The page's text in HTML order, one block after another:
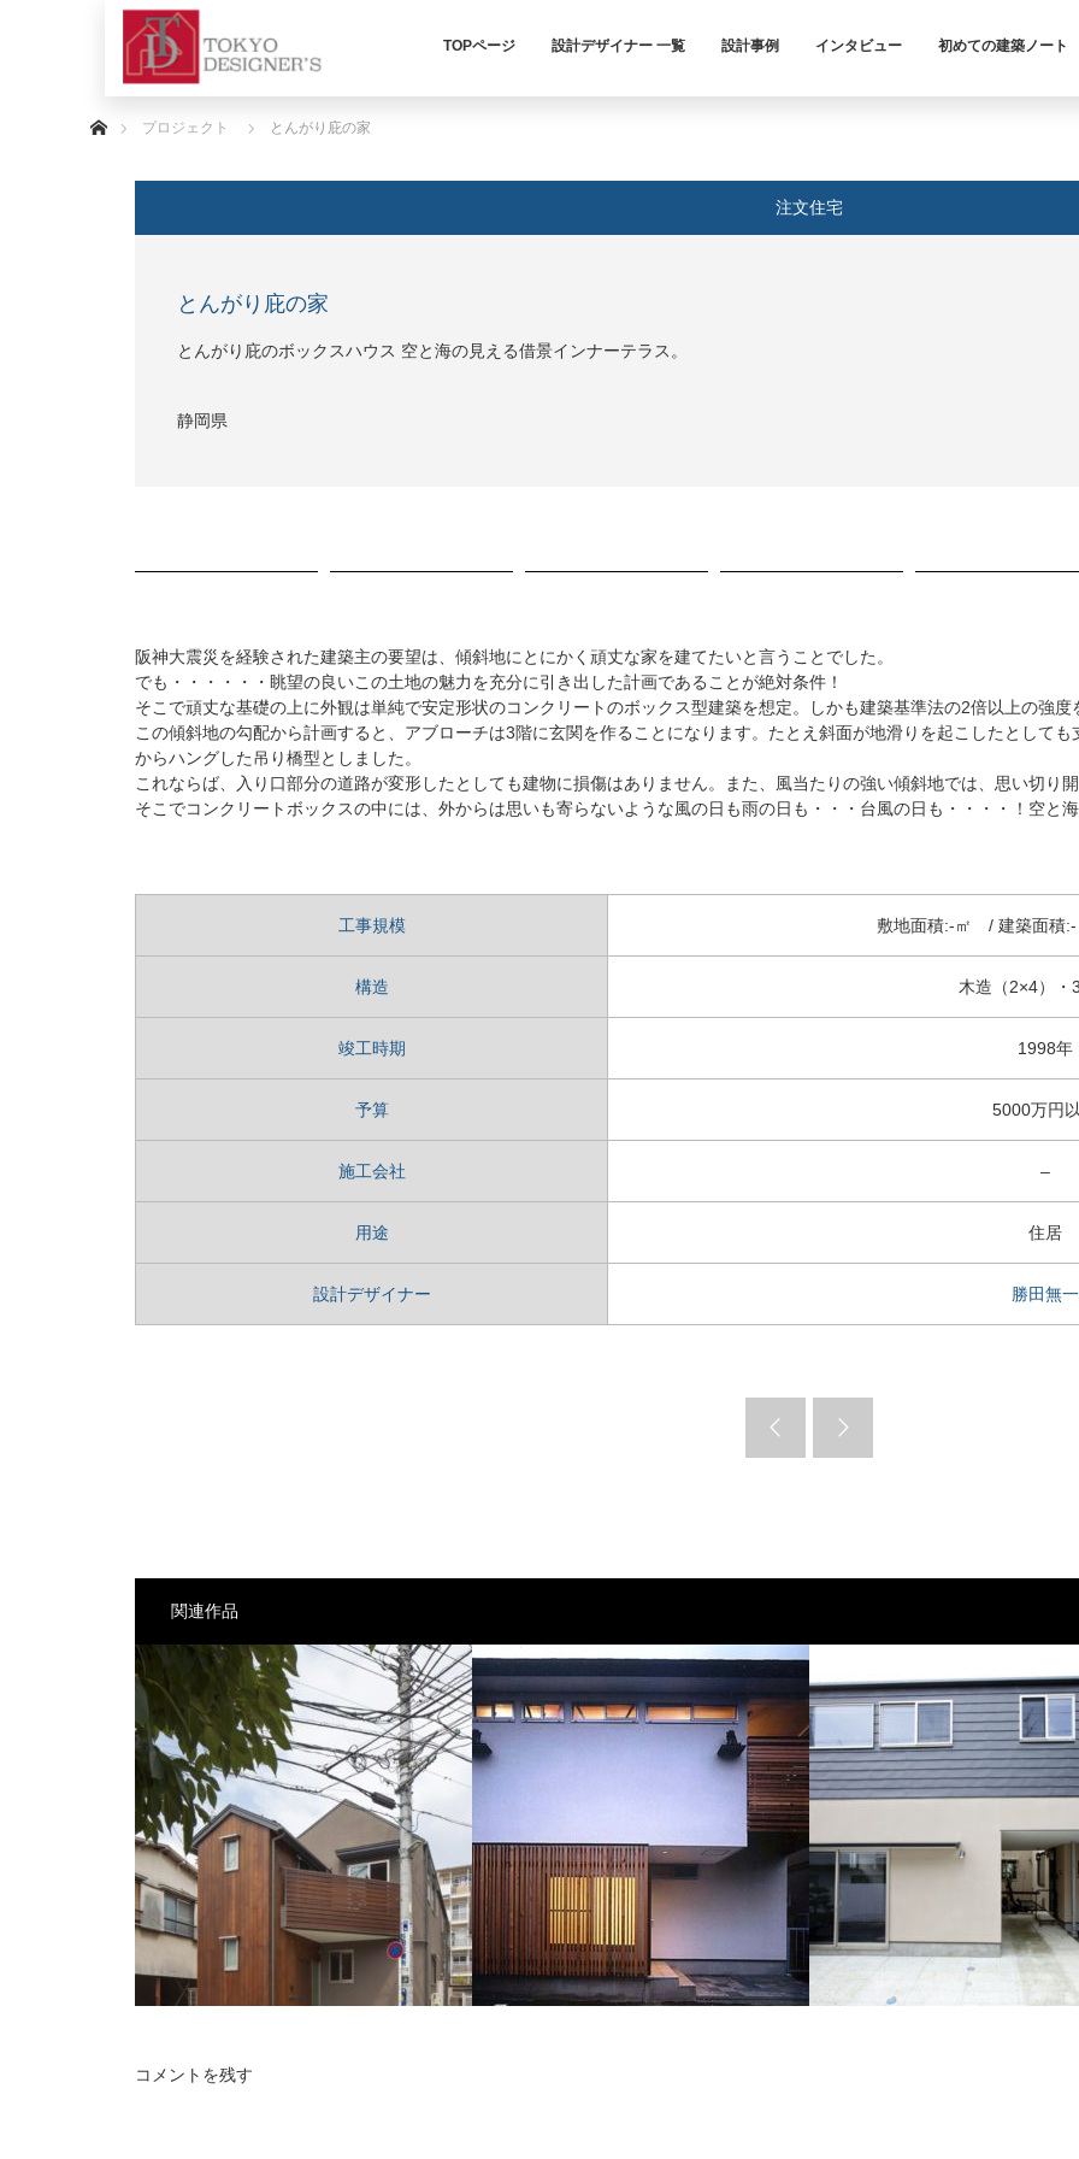
TOPページ 設計デザイナー 一覧 設計事例 インタビュー 初めての建築ノート
ホーム
プロジェクト
とんがり庇の家
注文住宅
とんがり庇の家
とんがり庇のボックスハウス 空と海の見える借景インナーテラス。
静岡県
阪神大震災を経験された建築主の要望は、傾斜地にとにかく頑丈な家を建てたいと言うことでした。
でも・・・・・・眺望の良いこの土地の魅力を充分に引き出した計画であることが絶対条件！
そこで頑丈な基礎の上に外観は単純で安定形状のコンクリートのボックス型建築を想定。しかも建築基準法の2倍以上の強度
この傾斜地の勾配から計画すると、アブローチは3階に玄関を作ることになります。たとえ斜面が地滑りを起こしたとして
からハングした吊り橋型としました。
これならば、入り口部分の道路が変形したとしても建物に損傷はありません。また、風当たりの強い傾斜地では、思い切り
そこでコンクリートボックスの中には、外からは思いも寄らないような風の日も雨の日も・・・台風の日も・・・・！空と
工事規模 敷地面積:-㎡ / 建築面積
構造 木造（2×4）・
竣工時期 1998年
予算 5000万円
施工会社 –
用途 住居
設計デザイナー 勝田無一
関連作品
コメントを残す